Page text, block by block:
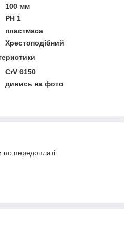
100 мм
PH 1
пластмаса
Хрестоподібний
CrV 6150
дивись на фото
по передоплаті.